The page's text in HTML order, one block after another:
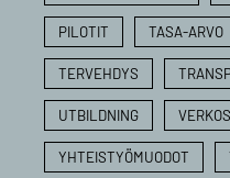
PILOTIT TASA-ARVO
TERVEHDYS
UTBILDNING
YHTEISTYÖMUODOT